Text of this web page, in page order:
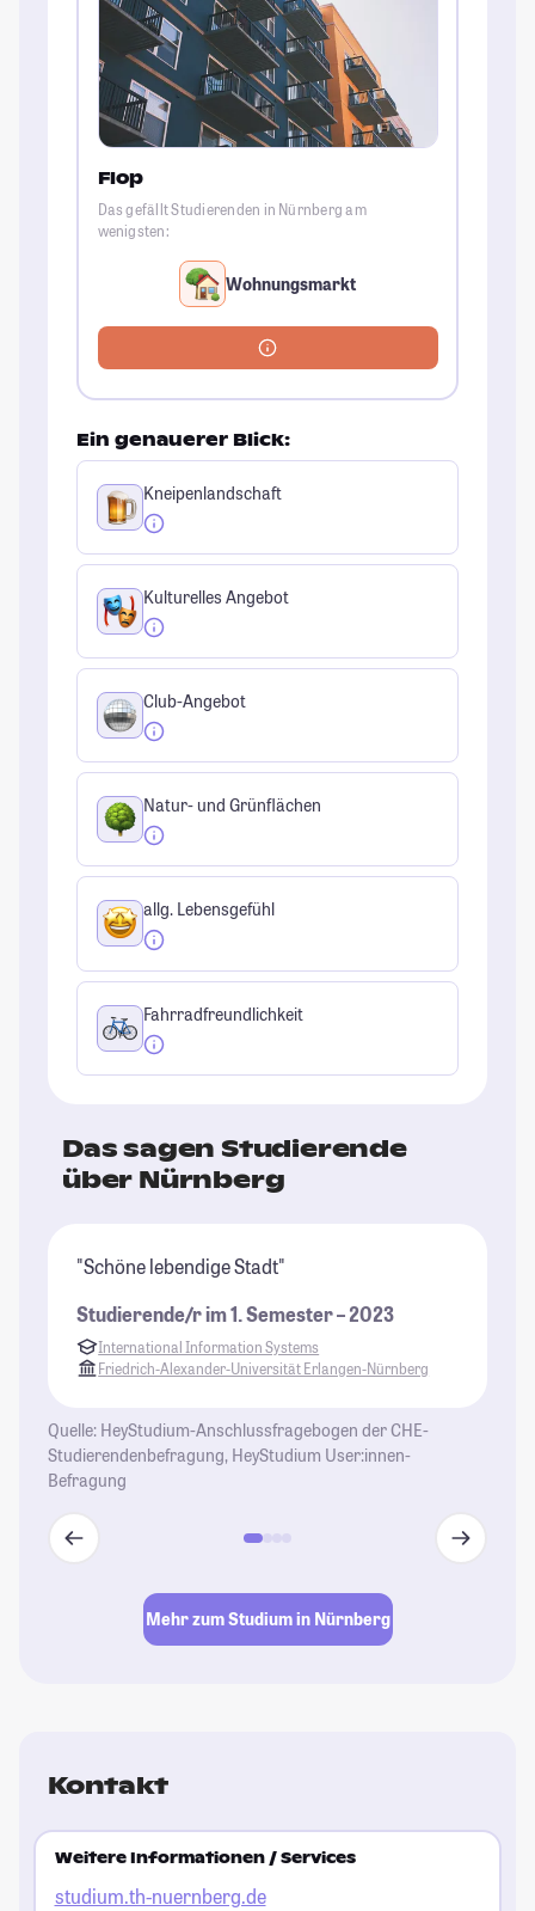
Flop
Das gefällt Studierenden in Nürnberg am
wenigsten:
Wohnungsmarkt
Ein genauerer Blick:
Kneipenlandschaft
Kulturelles Angebot
Club-Angebot
Natur- und Grünflächen
allg. Lebensgefühl
Fahrradfreundlichkeit
Das sagen Studierende
über Nürnberg
"Schöne lebendige Stadt"
Studierende/r im 1. Semester – 2023
International Information Systems
Friedrich-Alexander-Universität Erlangen-Nürnberg
Quelle: HeyStudium-Anschlussfragebogen der CHE-
Studierendenbefragung, HeyStudium User:innen-
Befragung
Mehr zum Studium in Nürnberg
Kontakt
Weitere Informationen / Services
studium.th-nuernberg.de